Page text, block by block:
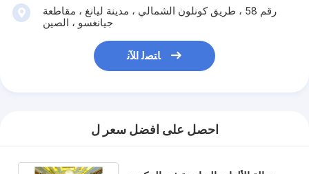
رقم 58 ، طريق كونلون الشمالي ، مدينة ليانغ ، مقاطعة
جيانغسو ، الصين
ﺎﺘﺼﻟ ﺍﻶﻧ
احصل على افضل سعر ل